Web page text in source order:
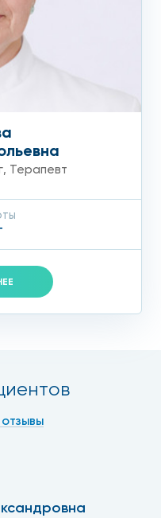
, Терапевт
ОТЗЫВЫ